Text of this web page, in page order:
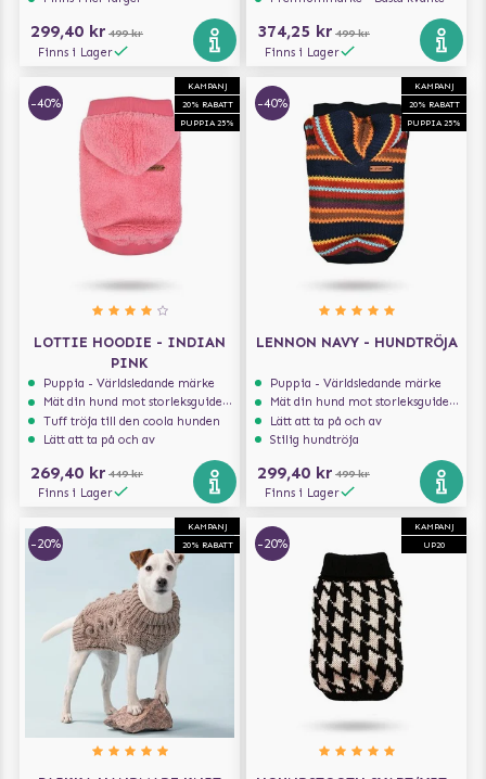
299,40 kr 499 kr
Finns i Lager
374,25 kr 499 kr
Finns i Lager
KAMPANJ
20% RABATT
PUPPIA 25%
-40%
LOTTIE HOODIE - INDIAN
PINK
Puppia - Världsledande märke
Mät din hund mot storleksguiden för att få rätt storlek
Tuff tröja till den coola hunden
Lätt att ta på och av
269,40 kr 449 kr
Finns i Lager
KAMPANJ
20% RABATT
PUPPIA 25%
-40%
LENNON NAVY - HUNDTRÖJA
Puppia - Världsledande märke
Mät din hund mot storleksguiden för att få rätt storlek
Lätt att ta på och av
Stilig hundtröja
299,40 kr 499 kr
Finns i Lager
KAMPANJ
20% RABATT
-20%
KAMPANJ
UP20
-20%